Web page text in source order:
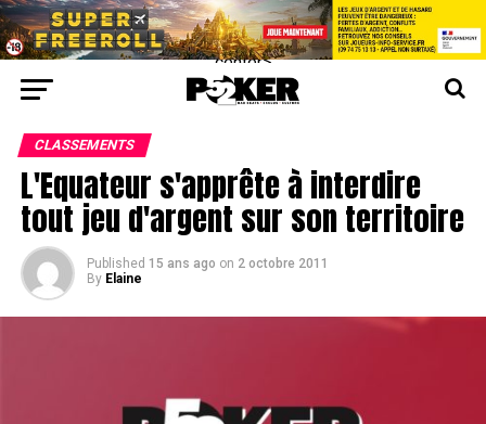
center>
CLASSEMENTS
L'Equateur s'apprête à interdire
tout jeu d'argent sur son territoire
Published 15 ans ago on 2 octobre 2011
By Elaine